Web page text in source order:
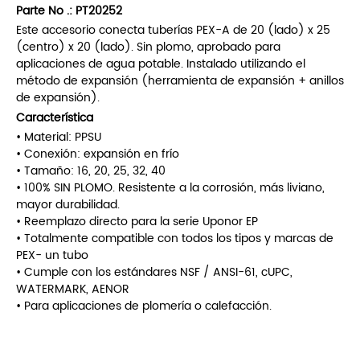
Parte No .: PT20252
Este accesorio conecta tuberías PEX-A de 20 (lado) x 25
(centro) x 20 (lado). Sin plomo, aprobado para
aplicaciones de agua potable. Instalado utilizando el
método de expansión (herramienta de expansión + anillos
de expansión).
Característica
• Material: PPSU
• Conexión: expansión en frío
• Tamaño: 16, 20, 25, 32, 40
• 100% SIN PLOMO. Resistente a la corrosión, más liviano,
mayor durabilidad.
• Reemplazo directo para la serie Uponor EP
• Totalmente compatible con todos los tipos y marcas de
PEX- un tubo
• Cumple con los estándares NSF / ANSI-61, cUPC,
WATERMARK, AENOR
• Para aplicaciones de plomería o calefacción.